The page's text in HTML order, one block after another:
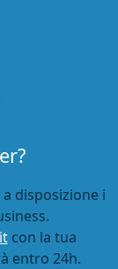
disposizione i
con la tua
entro 24h.